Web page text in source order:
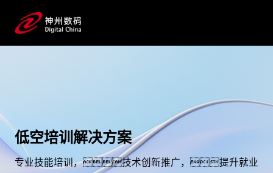
低空培训解决方案
专业技能培训，技术创新推广，提升就业